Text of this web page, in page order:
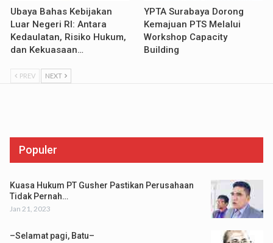
Ubaya Bahas Kebijakan
Luar Negeri RI: Antara
Kedaulatan, Risiko Hukum,
dan Kekuasaan…
YPTA Surabaya Dorong
Kemajuan PTS Melalui
Workshop Capacity
Building
PREV NEXT
Populer
Kuasa Hukum PT Gusher Pastikan Perusahaan
Tidak Pernah…
Jan 21, 2023
–Selamat pagi, Batu–